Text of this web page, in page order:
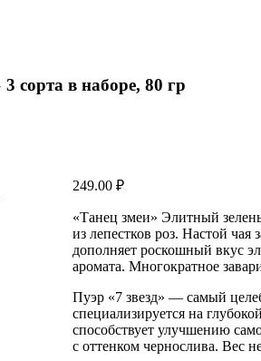
сорта в наборе, 80 гр
249.00 ₽
«Танец змеи» Элитный
из лепестков роз. Настой
дополняет роскошный вкус
аромата. Многократное
Пуэр «7 звезд» — самый
специализируется на
способствует улучшению
с оттенком чернослива. Вес